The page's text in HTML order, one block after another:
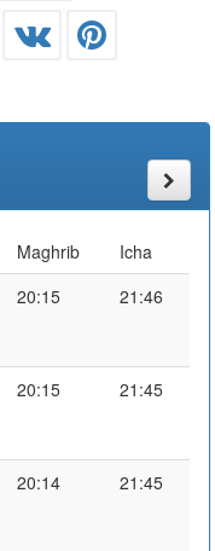
Maghrib
Icha
20:15 21:46
20:15 21:45
20:14 21:45